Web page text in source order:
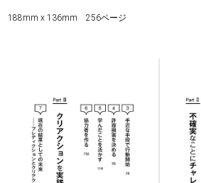
188mm x 136mm 256ページ